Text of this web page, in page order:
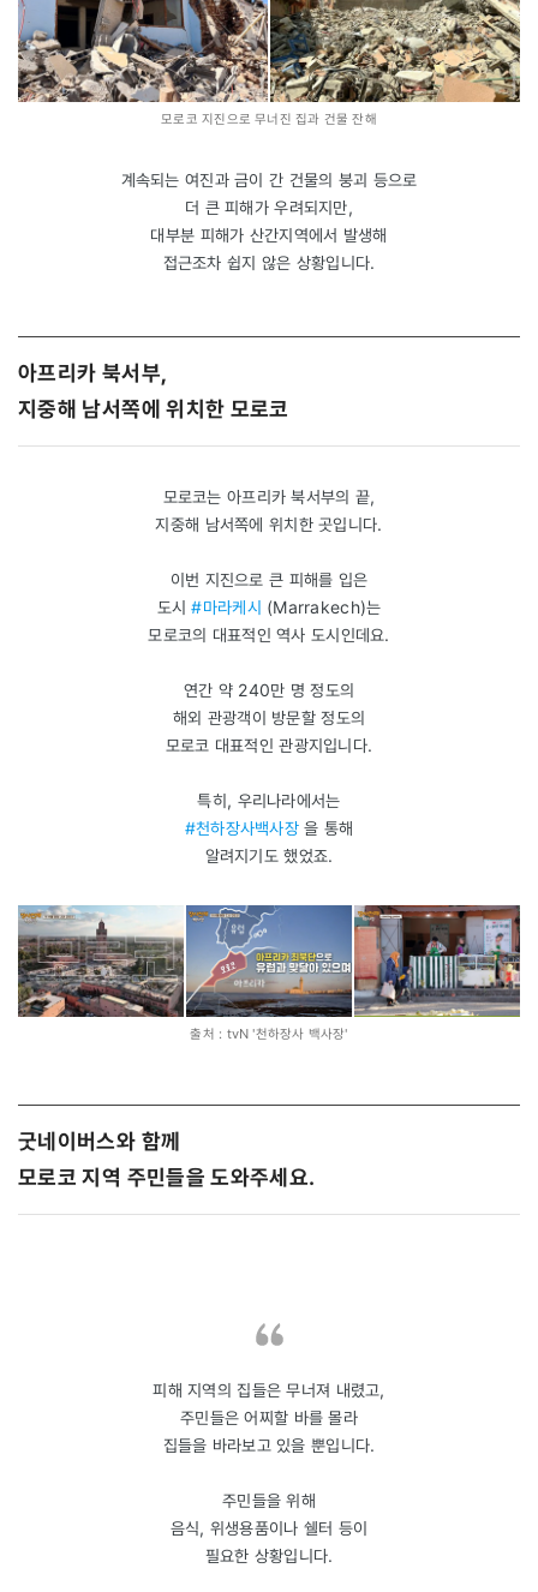
모로코 지진으로 무너진 집과 건물 잔해
계속되는 여진과 금이 간 건물의 붕괴 등으로
더 큰 피해가 우려되지만,
대부분 피해가 산간지역에서 발생해
접근조차 쉽지 않은 상황입니다.
아프리카 북서부,
지중해 남서쪽에 위치한 모로코
모로코는 아프리카 북서부의 끝,
지중해 남서쪽에 위치한 곳입니다.
이번 지진으로 큰 피해를 입은
도시#마라케시 (Marrakech)는
모로코의 대표적인 역사 도시인데요.
연간 약 240만 명 정도의
해외 관광객이 방문할 정도의
모로코 대표적인 관광지입니다.
특히, 우리나라에서는
#천하장사백사장을 통해
알려지기도 했었죠.
출처 : tvN '천하장사 백사장'
굿네이버스와 함께
모로코 지역 주민들을 도와주세요.
피해 지역의 집들은 무너져 내렸고,
주민들은 어찌할 바를 몰라
집들을 바라보고 있을 뿐입니다.
주민들을 위해
음식, 위생용품이나 쉘터 등이
필요한 상황입니다.